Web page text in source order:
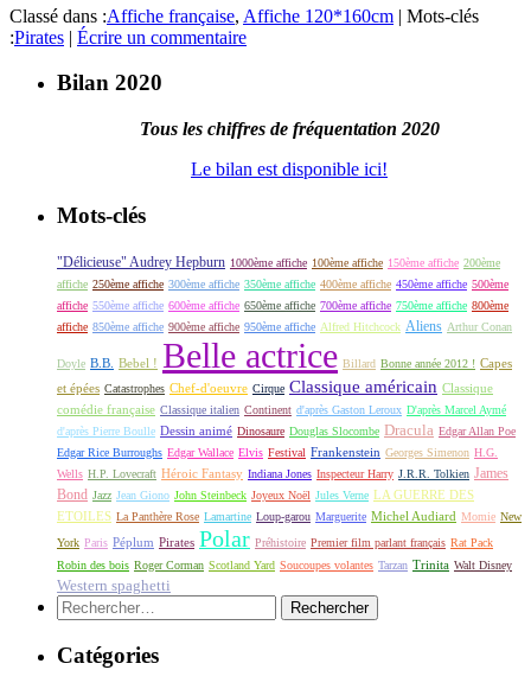
Classé dans :Affiche française, Affiche 120*160cm | Mots-clés
:Pirates | Écrire un commentaire
Bilan 2020
Tous les chiffres de fréquentation 2020
Le bilan est disponible ici!
Mots-clés
"Délicieuse" Audrey Hepburn 1000ème affiche 100ème affiche 150ème affiche 200ème
affiche 250ème affiche 300ème affiche 350ème affiche 400ème affiche 450ème affiche 500ème
affiche 550ème affiche 600ème affiche 650ème affiche 700ème affiche 750ème affiche 800ème
affiche 850ème affiche 900ème affiche 950ème affiche Alfred Hitchcock Aliens Arthur Conan
Doyle B.B. Bebel ! Belle actrice Billard Bonne année 2012 ! Capes
et épées Catastrophes Chef-d'oeuvre Cirque Classique américain Classique
comédie française Classique italien Continent d'après Gaston Leroux D'après Marcel Aymé
d'après Pierre Boulle Dessin animé Dinosaure Douglas Slocombe Dracula Edgar Allan Poe
Edgar Rice Burroughs Edgar Wallace Elvis Festival Frankenstein Georges Simenon H.G.
Wells H.P. Lovecraft Héroic Fantasy Indiana Jones Inspecteur Harry J.R.R. Tolkien James
Bond Jazz Jean Giono John Steinbeck Joyeux Noël Jules Verne LA GUERRE DES
ETOILES La Panthère Rose Lamartine Loup-garou Marguerite Michel Audiard Momie New
York Paris Péplum Pirates Polar Préhistoire Premier film parlant français Rat Pack
Robin des bois Roger Corman Scotland Yard Soucoupes volantes Tarzan Trinita Walt Disney
Western spaghetti
Rechercher :
Catégories